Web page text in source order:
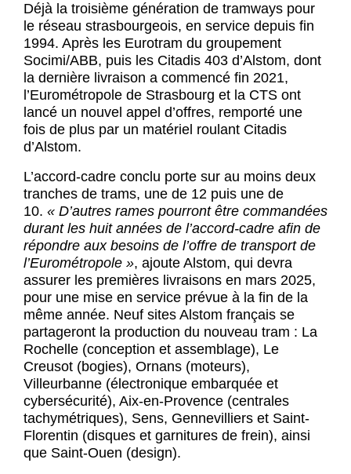
Déjà la troisième génération de tramways pour
le réseau strasbourgeois, en service depuis fin
1994. Après les Eurotram du groupement
Socimi/ABB, puis les Citadis 403 d’Alstom, dont
la dernière livraison a commencé fin 2021,
l’Eurométropole de Strasbourg et la CTS ont
lancé un nouvel appel d’offres, remporté une
fois de plus par un matériel roulant Citadis
d’Alstom.
L’accord-cadre conclu porte sur au moins deux
tranches de trams, une de 12 puis une de
10. « D’autres rames pourront être commandées
durant les huit années de l’accord-cadre afin de
répondre aux besoins de l’offre de transport de
l’Eurométropole », ajoute Alstom, qui devra
assurer les premières livraisons en mars 2025,
pour une mise en service prévue à la fin de la
même année. Neuf sites Alstom français se
partageront la production du nouveau tram : La
Rochelle (conception et assemblage), Le
Creusot (bogies), Ornans (moteurs),
Villeurbanne (électronique embarquée et
cybersécurité), Aix-en-Provence (centrales
tachymétriques), Sens, Gennevilliers et Saint-
Florentin (disques et garnitures de frein), ainsi
que Saint-Ouen (design).